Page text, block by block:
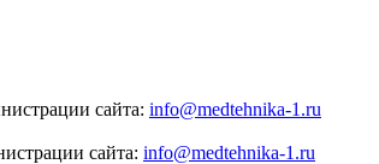
сайта: info@medtehnika-1.ru
сайта: info@medtehnika-1.ru